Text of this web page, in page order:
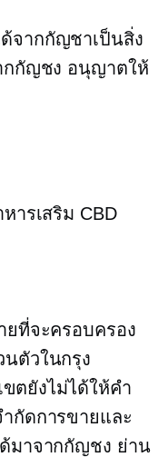
จากกัญชาเป็นสิ่ง
กกัญชง อนุญาตให้
ารเสริม CBD
ที่จะครอบครอง
ตัวในกรุง
ตยังไม่ได้ให้คำ
กัดการขายและ
มาจากกัญชง ย่าน